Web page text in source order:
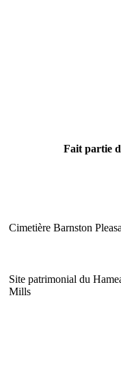
Fait partie
Cimetière Barnston
Site patrimonial du
Mills